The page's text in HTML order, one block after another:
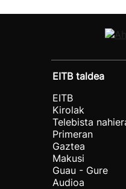
EITB taldea
EITB
Kirolak
Telebista
Primeran
Gaztea
Makusi
Guau - Gure
Audioa